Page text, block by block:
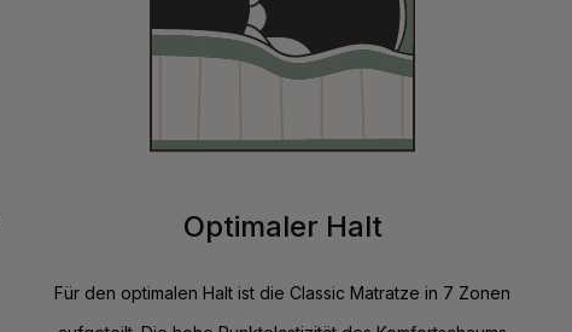
Optimaler Halt
Für den optimalen Halt ist die Classic Matratze in 7 Zonen